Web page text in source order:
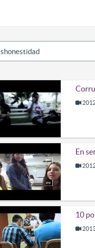
En
10